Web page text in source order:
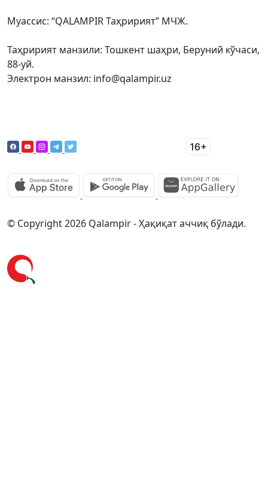
Муассис: “QALAMPIR Таҳририят” МЧЖ.
Таҳририят манзили: Тошкент шаҳри, Беруний кўчаси,
88-уй.
Электрон манзил: info@qalampir.uz
© Copyright 2026 Qalampir - Ҳақиқат аччиқ бўлади.